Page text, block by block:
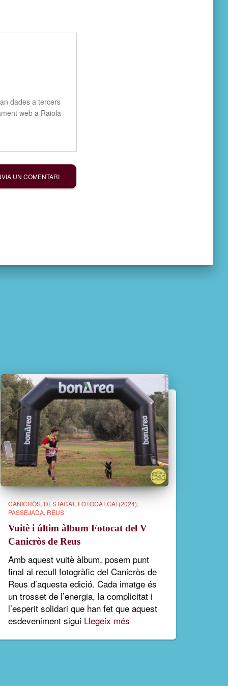
dades a tercers
web a Raiola
CANICRÒS DESTACAT FOTOCAT.CAT(2024)
PASSEJADA REUS
Vuitè i últim àlbum Fotocat del V
Canicròs de Reus
Amb aquest vuitè àlbum, posem punt
final al recull fotogràfic del Canicròs de
Reus d’aquesta edició. Cada imatge és
un trosset de l’energia, la complicitat i
l’esperit solidari que han fet que aquest
esdeveniment sigui Llegeix més